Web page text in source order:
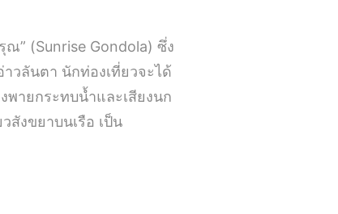
” (Sunrise Gondola) ซึ่ง
วลันตา นักท่องเที่ยวจะได้
พายกระทบน้ำและเสียงนก
สังขยาบนเรือ เป็น